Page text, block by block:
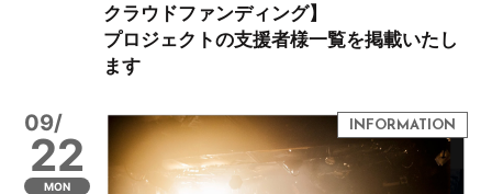
クラウドファンディング】
プロジェクトの支援者様一覧を掲載いたし
ます
09/
22
MON